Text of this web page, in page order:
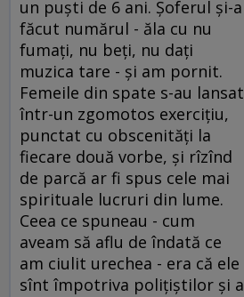
un puşti de 6 ani. Şoferul şi-a
făcut numărul - ăla cu nu
fumaţi, nu beţi, nu daţi
muzica tare - şi am pornit.
Femeile din spate s-au lansat
într-un zgomotos exerciţiu,
punctat cu obscenităţi la
fiecare două vorbe, şi rîzînd
de parcă ar fi spus cele mai
spirituale lucruri din lume.
Ceea ce spuneau - cum
aveam să aflu de îndată ce
am ciulit urechea - era că ele
sînt împotriva poliţiştilor şi a